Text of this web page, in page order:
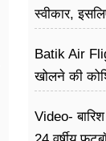
स्वीकार,
Batik Air
खोलने की
Video-